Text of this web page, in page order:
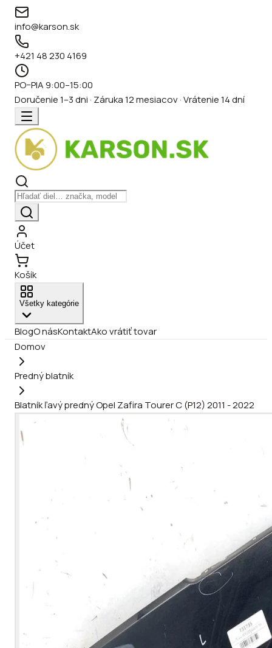
info@karson.sk
+421 48 230 4169
PO–PIA 9:00–15:00
Doručenie 1–3 dni · Záruka 12 mesiacov · Vrátenie 14 dní
Účet
Košík
Všetky kategórie
BlogO násKontaktAko vrátiť tovar
Domov
Predný blatník
Blatník ľavý predný Opel Zafira Tourer C (P12) 2011 - 2022